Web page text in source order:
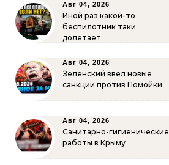
Авг 04, 2026
Иной раз какой-то
беспилотник таки
долетает
Авг 04, 2026
Зеленский ввёл новые
санкции против Помойки
Авг 04, 2026
Санитарно-гигиенические
работы в Крыму